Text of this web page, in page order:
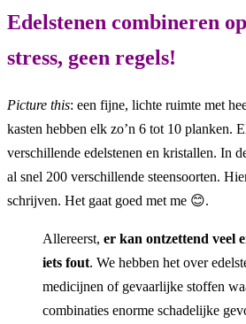
Edelstenen combineren
stress, geen regels!
Picture this: een fijne, lichte ruimte met
kasten hebben elk zo’n 6 tot 10 planken.
verschillende edelstenen en kristallen. In
al snel 200 verschillende steensoorten.
schrijven. Het gaat goed met me 😊.
Allereerst, er kan ontzettend veel
iets fout. We hebben het over
medicijnen of gevaarlijke stoffen
combinaties enorme schadelijke